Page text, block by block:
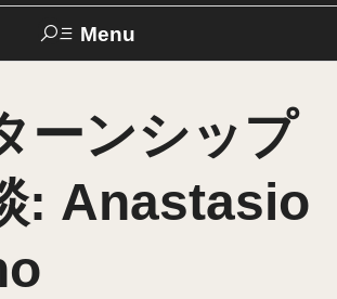
Menu
通アクセス お問い合わせ TUportal
は
て
ーンシップ
: Anastasio